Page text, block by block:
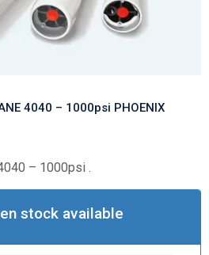
4040 – 1000psi PHOENIX
– 1000psi .
stock available